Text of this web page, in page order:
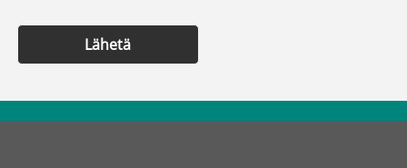
Lähetä